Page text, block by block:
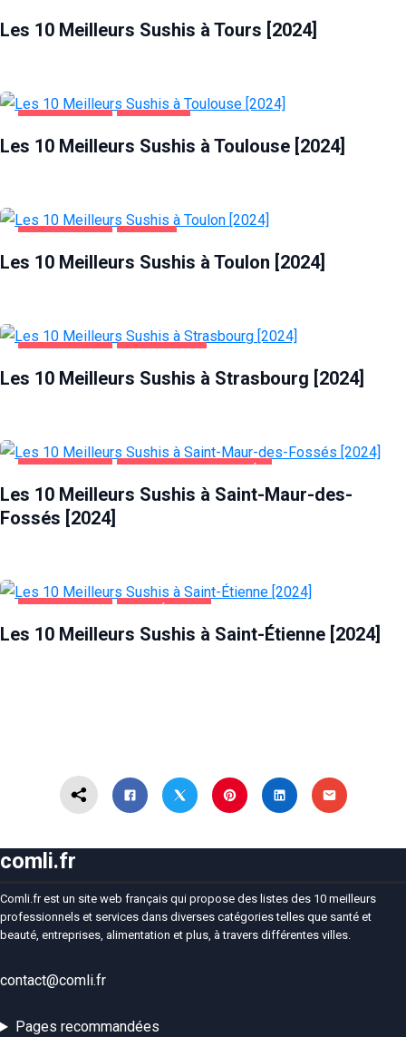
Les 10 Meilleurs Sushis à Tours [2024]
Les 10 Meilleurs Sushis à Toulouse [2024]
Les 10 Meilleurs Sushis à Toulon [2024]
Les 10 Meilleurs Sushis à Strasbourg [2024]
Les 10 Meilleurs Sushis à Saint-Maur-des-
Fossés [2024]
Les 10 Meilleurs Sushis à Saint-Étienne [2024]
comli.fr
Comli.fr est un site web français qui propose des listes des 10 meilleurs
professionnels et services dans diverses catégories telles que santé et
beauté, entreprises, alimentation et plus, à travers différentes villes.
contact@comli.fr
Pages recommandées